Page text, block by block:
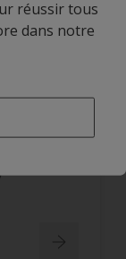
pas
réussir tous
dans notre